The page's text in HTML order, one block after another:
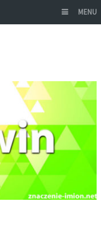
MENU